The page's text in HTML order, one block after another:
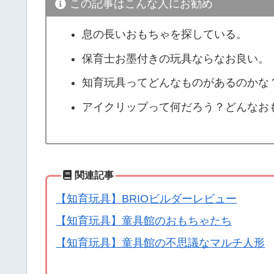
この記事はこんな人にお勧め
息の長いおもちゃを探している。
保育士お墨付きの玩具ならなお良い。
知育玩具ってどんなものがあるのかな
アイクリップって何だろう？どんなお
関連記事
【知育玩具】BRIOビルダーレビュー
【知育玩具】童具館のおもちゃたち
【知育玩具】童具館の不思議なマルチ人形